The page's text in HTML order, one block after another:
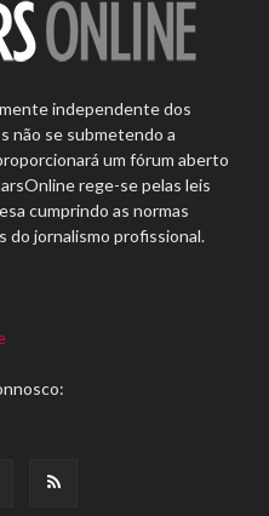
independente dos
não se submetendo a
um fórum aberto
rege-se pelas leis
cumprindo as normas
do jornalismo profissional.